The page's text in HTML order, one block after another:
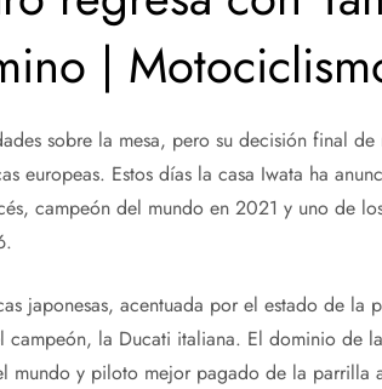
|
sobre la mesa, pero su decisión final
europeas. Estos días la casa Iwata ha
campeón del mundo en 2021 y uno de
japonesas, acentuada por el estado de la
campeón, la Ducati italiana. El dominio de
mundo y piloto mejor pagado de la parrilla